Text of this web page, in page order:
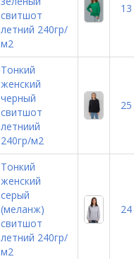
свитшот
летний 240гр/
м2
13
Тонкий
женский
черный
свитшот
летниий
240гр/м2
25
Тонкий
женский
серый
(меланж)
свитшот
летний 240гр/
м2
24